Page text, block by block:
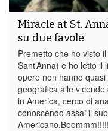
Miracle at St.
su due favole
Premetto che ho visto
Sant’Anna) e ho letto
opere non hanno
geografica alle
in America, cerco di
conoscendo assai il